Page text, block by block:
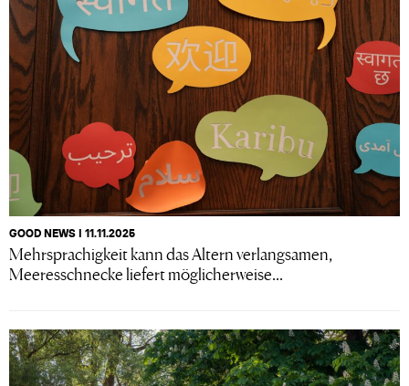
GOOD NEWS I 11.11.2025
Mehrsprachigkeit kann das Altern verlangsamen,
Meeresschnecke liefert möglicherweise...